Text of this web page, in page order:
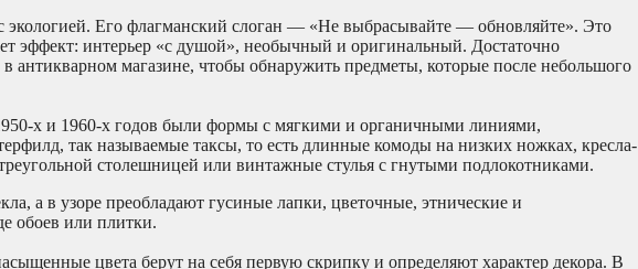
экологией. Его флагманский слоган — «Не выбрасывайте — обновляйте». Это
эффект: интерьер «с душой», необычный и оригинальный. Достаточно
антикварном магазине, чтобы обнаружить предметы, которые после небольшого
х и 1960-х годов были формы с мягкими и органичными линиями,
так называемые таксы, то есть длинные комоды на низких ножках, кресла-
столешницей или винтажные стулья с гнутыми подлокотниками.
а в узоре преобладают гусиные лапки, цветочные, этнические и
обоев или плитки.
цвета берут на себя первую скрипку и определяют характер декора. В